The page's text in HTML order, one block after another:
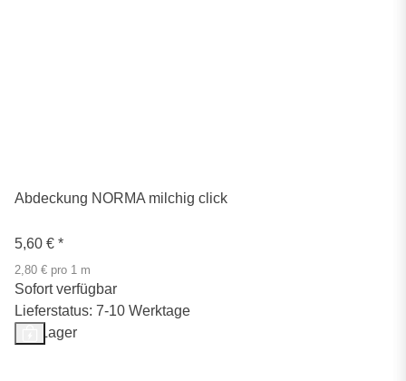
Abdeckung NORMA milchig click
5,60 € *
2,80 € pro 1 m
Sofort verfügbar
Lieferstatus: 7-10 Werktage
Auf Lager